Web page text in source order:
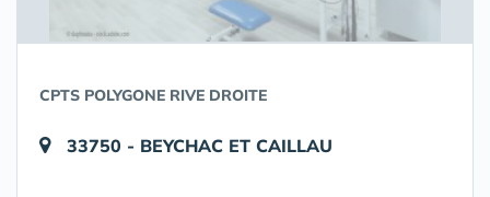
CPTS POLYGONE RIVE DROITE
33750 - BEYCHAC ET CAILLAU